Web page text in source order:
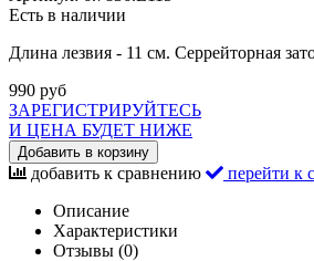
Есть в наличии
Длина лезвия - 11 см. Серрейторная
990 руб
ЗАРЕГИСТРИРУЙТЕСЬ
И ЦЕНА БУДЕТ НИЖЕ
Добавить в корзину
добавить к сравнению
перейти к
Описание
Характеристики
Отзывы (0)